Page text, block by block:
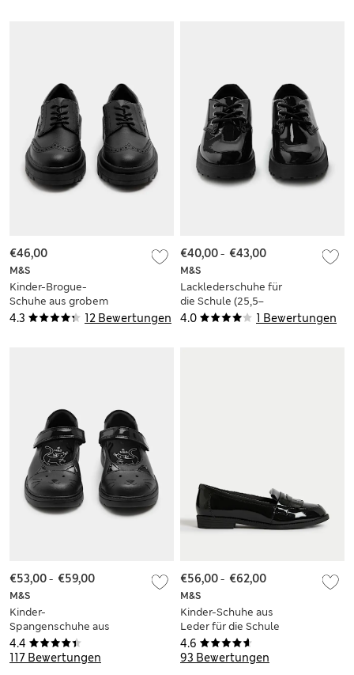
4.3 12 Bewertungen
M&S
Kinder-Brogue-
Schuhe aus grobem
Leder für die Schule
€46,00
4.0 1 Bewertungen
M&S
Lacklederschuhe für
die Schule (25,5–
34,5)
€40,00- €43,00
4.4
117 Bewertungen
M&S
Kinder-
Spangenschuhe aus
Leder für die Schule
mit Katzenmotiv
€53,00- €59,00
4.6
93 Bewertungen
M&S
Kinder-Schuhe aus
Leder für die Schule
(32–40,5)
€56,00- €62,00